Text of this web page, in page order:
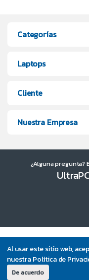
Al usar este sitio web,
nuestra Política de
De acuerdo
Categorías
Laptops
Cliente
Nuestra Empresa
¿Alguna pregunta?